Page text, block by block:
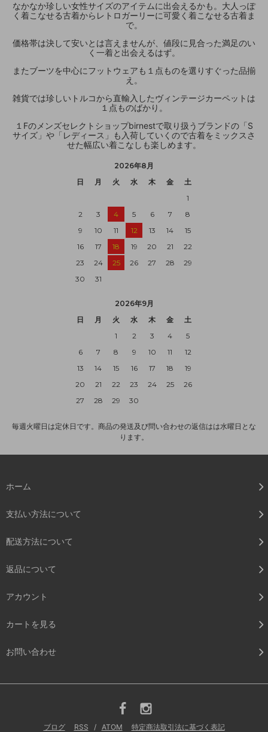
なかなか珍しい女性サイズのアイテムに出会えるかも。大人っぽ
く着こなせる古着からレトロガーリーに可愛く着こなせる古着ま
で。
価格帯は決して安いとは言えませんが、値段に見合った満足のい
く一着と出会えるはず。
またブーツを中心にフットウェアも１点ものを選りすぐった品揃
え。
雑貨では珍しいトルコから直輸入したヴィンテージカーペットは
１点ものばかり。
１Fのメンズセレクトショップbirnestで取り扱うブランドの「S
サイズ」や「レディース」も入荷していくので古着をミックスさ
せた幅広い着こなしも楽しめます。
2026年8月
日
月 火 水 木 金
土
1
2
3 4 5 6 7
8
9
10 11 12 13 14
15
16
17 18 19 20 21
22
23
24 25 26 27 28
29
30
31
2026年9月
日
月 火 水 木 金
土
1
2 3 4
5
6
7 8 9 10 11
12
13
14 15 16 17 18
19
20
21 22 23 24 25
26
27
28 29 30
毎週火曜日は定休日です。商品の発送及び問い合わせの返信はは水曜日とな
ります。
ホーム
支払い方法について
配送方法について
返品について
アカウント
カートを見る
お問い合わせ
ブログ RSS / ATOM 特定商法取引法に基づく表記